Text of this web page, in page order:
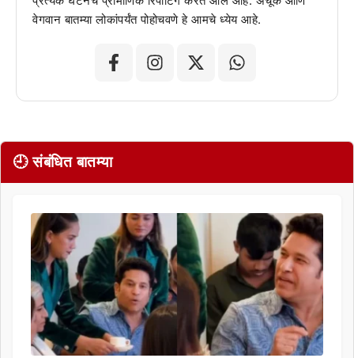
वेगवान बातम्या लोकांपर्यंत पोहोचवणे हे आमचे ध्येय आहे.
🕘 संबंधित बातम्या